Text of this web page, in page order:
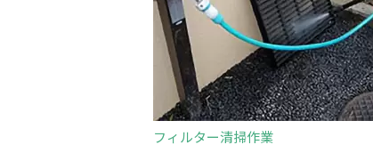
フィルター清掃作業